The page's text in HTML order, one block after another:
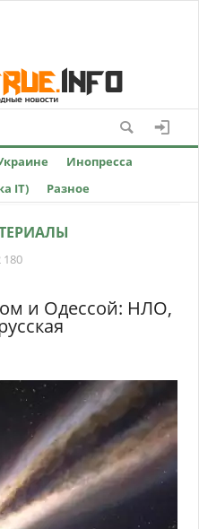
Инопресса
IT) Разное
180
и Одессой: НЛО,